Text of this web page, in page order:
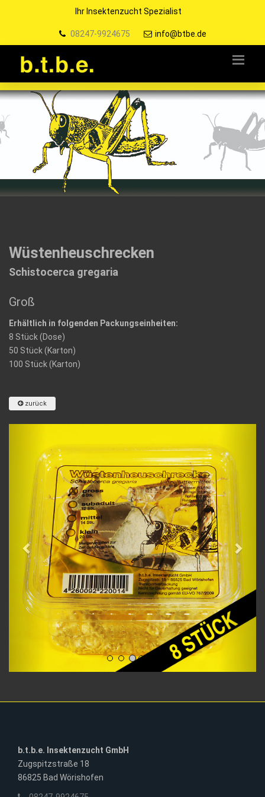
Ihr Insektenzucht Spezialist
08247-9924675 info@btbe.de
Wüstenheuschrecken
Schistocerca gregaria
Groß
Erhältlich in folgenden Packungseinheiten:
8 Stück (Dose)
50 Stück (Karton)
100 Stück (Karton)
zurück
b.t.b.e. Insektenzucht GmbH
Zugspitzstraße 18
86825 Bad Wörishofen